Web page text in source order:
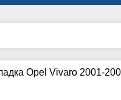
Opel Vivaro 2001-